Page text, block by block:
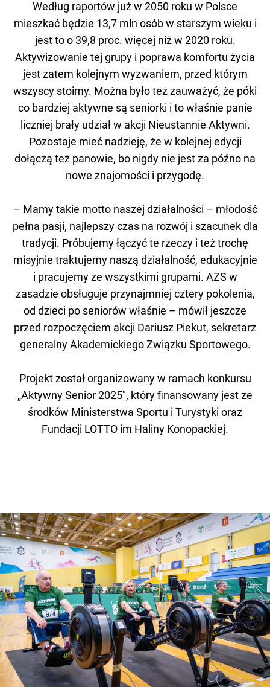
Według raportów już w 2050 roku w Polsce
mieszkać będzie 13,7 mln osób w starszym wieku i
jest to o 39,8 proc. więcej niż w 2020 roku.
Aktywizowanie tej grupy i poprawa komfortu życia
jest zatem kolejnym wyzwaniem, przed którym
wszyscy stoimy. Można było też zauważyć, że póki
co bardziej aktywne są seniorki i to właśnie panie
liczniej brały udział w akcji Nieustannie Aktywni.
Pozostaje mieć nadzieję, że w kolejnej edycji
dołączą też panowie, bo nigdy nie jest za późno na
nowe znajomości i przygodę.
– Mamy takie motto naszej działalności – młodość
pełna pasji, najlepszy czas na rozwój i szacunek dla
tradycji. Próbujemy łączyć te rzeczy i też trochę
misyjnie traktujemy naszą działalność, edukacyjnie
i pracujemy ze wszystkimi grupami. AZS w
zasadzie obsługuje przynajmniej cztery pokolenia,
od dzieci po seniorów właśnie – mówił jeszcze
przed rozpoczęciem akcji Dariusz Piekut, sekretarz
generalny Akademickiego Związku Sportowego.
Projekt został organizowany w ramach konkursu
„Aktywny Senior 2025″, który finansowany jest ze
środków Ministerstwa Sportu i Turystyki oraz
Fundacji LOTTO im Haliny Konopackiej.